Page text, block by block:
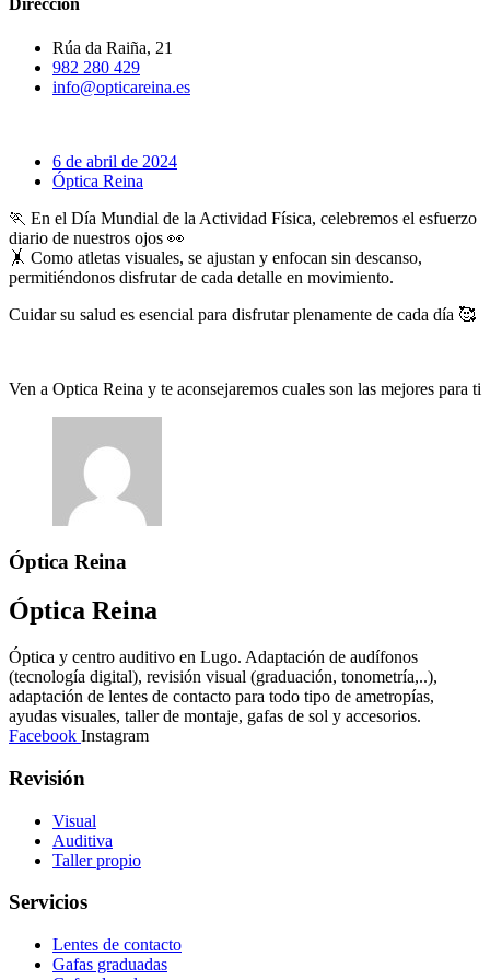
Dirección
Rúa da Raiña, 21
982 280 429
info@opticareina.es
6 de abril de 2024
Óptica Reina
🏃 En el Día Mundial de la Actividad Física, celebremos el esfuerzo
diario de nuestros ojos 👀
🤸 Como atletas visuales, se ajustan y enfocan sin descanso,
permitiéndonos disfrutar de cada detalle en movimiento.
Cuidar su salud es esencial para disfrutar plenamente de cada día 🥰
Ven a Optica Reina y te aconsejaremos cuales son las mejores para ti
Óptica Reina
Óptica Reina
Óptica y centro auditivo en Lugo. Adaptación de audífonos
(tecnología digital), revisión visual (graduación, tonometría,..),
adaptación de lentes de contacto para todo tipo de ametropías,
ayudas visuales, taller de montaje, gafas de sol y accesorios.
Facebook Instagram
Revisión
Visual
Auditiva
Taller propio
Servicios
Lentes de contacto
Gafas graduadas